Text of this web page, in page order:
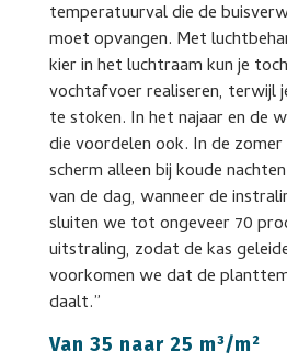
temperatuurval die de
moet opvangen. Met
kier in het luchtraam kun je
vochtafvoer realiseren, terwijl
te stoken. In het najaar en de
die voordelen ook. In de
scherm alleen bij koude
van de dag, wanneer de
sluiten we tot ongeveer 70
uitstraling, zodat de kas
voorkomen we dat de
daalt.”
Van 35 naar 25 m³/m²